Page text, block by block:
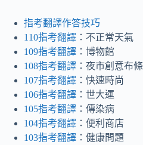
指考翻譯作答技巧
110指考翻譯 ：不正常天氣
109指考翻譯 ：博物館
108指考翻譯 ：夜市創意布條
107指考翻譯 ：快速時尚
106指考翻譯 ：世大運
105指考翻譯 ：傳染病
104指考翻譯 ：便利商店
103指考翻譯 ：健康問題